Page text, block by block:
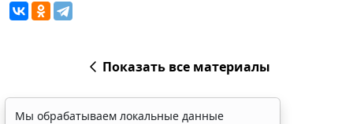
Показать все материалы
Мы обрабатываем локальные данные